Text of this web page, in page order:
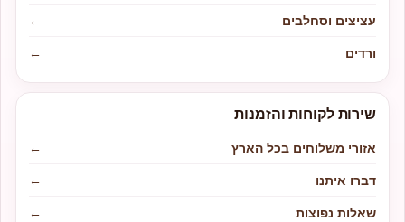
עציצים וסחלבים
←
ורדים
←
שירות לקוחות והזמנות
אזורי משלוחים בכל הארץ
←
דברו איתנו
←
שאלות נפוצות
←